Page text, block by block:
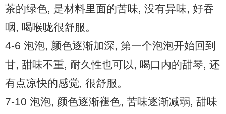
茶的绿色, 是材料里面的苦味, 没有异味, 好吞
咽, 喝喉咙很舒服。
4-6 泡泡, 颜色逐渐加深, 第一个泡泡开始回到
甘, 甜味不重, 耐久性也可以, 喝口内的甜琴, 还
有点凉快的感觉, 很舒服。
7-10 泡泡, 颜色逐渐褪色, 苦味逐渐减弱, 甜味